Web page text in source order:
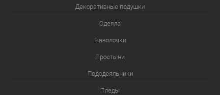
Декоративные подушки
Одеяла
Наволочки
Простыни
Пододеяльники
Пледы